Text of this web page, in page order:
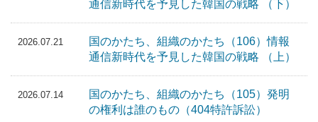
通信新時代を予見した韓国の戦略 （下）
2026.07.21
国のかたち、組織のかたち（106）情報
通信新時代を予見した韓国の戦略 （上）
2026.07.14
国のかたち、組織のかたち（105）発明
の権利は誰のもの（404特許訴訟）